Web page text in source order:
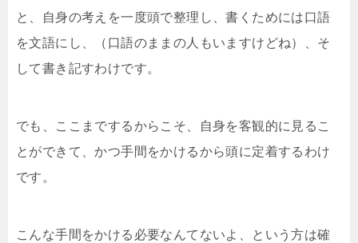
と、自身の考えを一度頭で整理し、書くためには口語
を文語にし、（口語のままの人もいますけどね）、そ
して書き記すわけです。
でも、ここまでするからこそ、自身を客観的に見るこ
とができて、かつ手間をかけるから頭に定着するわけ
です。
こんな手間をかける必要なんてないよ、という方は確